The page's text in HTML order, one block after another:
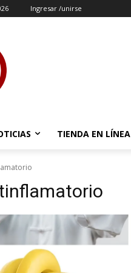
Ingresar /unirse
TIENDA EN LÍNEA